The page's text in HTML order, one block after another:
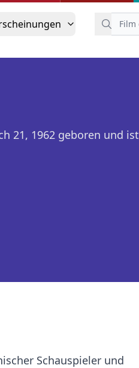
21, 1962 geboren und ist
Schauspieler und